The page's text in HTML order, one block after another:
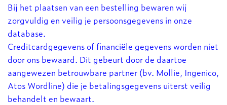
Bij het plaatsen van een bestelling bewaren wij
zorgvuldig en veilig je persoonsgegevens in onze
database.
Creditcardgegevens of financiële gegevens worden niet
door ons bewaard. Dit gebeurt door de daartoe
aangewezen betrouwbare partner (bv. Mollie, Ingenico,
Atos Wordline) die je betalingsgegevens uiterst veilig
behandelt en bewaart.